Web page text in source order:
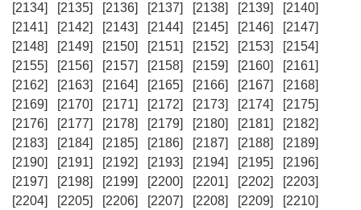
[2134]
[2135] [2136] [2137] [2138] [2139]
[2140]
[2141]
[2142] [2143] [2144] [2145] [2146]
[2147]
[2148]
[2149] [2150] [2151] [2152] [2153]
[2154]
[2155]
[2156] [2157] [2158] [2159] [2160]
[2161]
[2162]
[2163] [2164] [2165] [2166] [2167]
[2168]
[2169]
[2170] [2171] [2172] [2173] [2174]
[2175]
[2176]
[2177] [2178] [2179] [2180] [2181]
[2182]
[2183]
[2184] [2185] [2186] [2187] [2188]
[2189]
[2190]
[2191] [2192] [2193] [2194] [2195]
[2196]
[2197]
[2198] [2199] [2200] [2201] [2202]
[2203]
[2204]
[2205] [2206] [2207] [2208] [2209]
[2210]